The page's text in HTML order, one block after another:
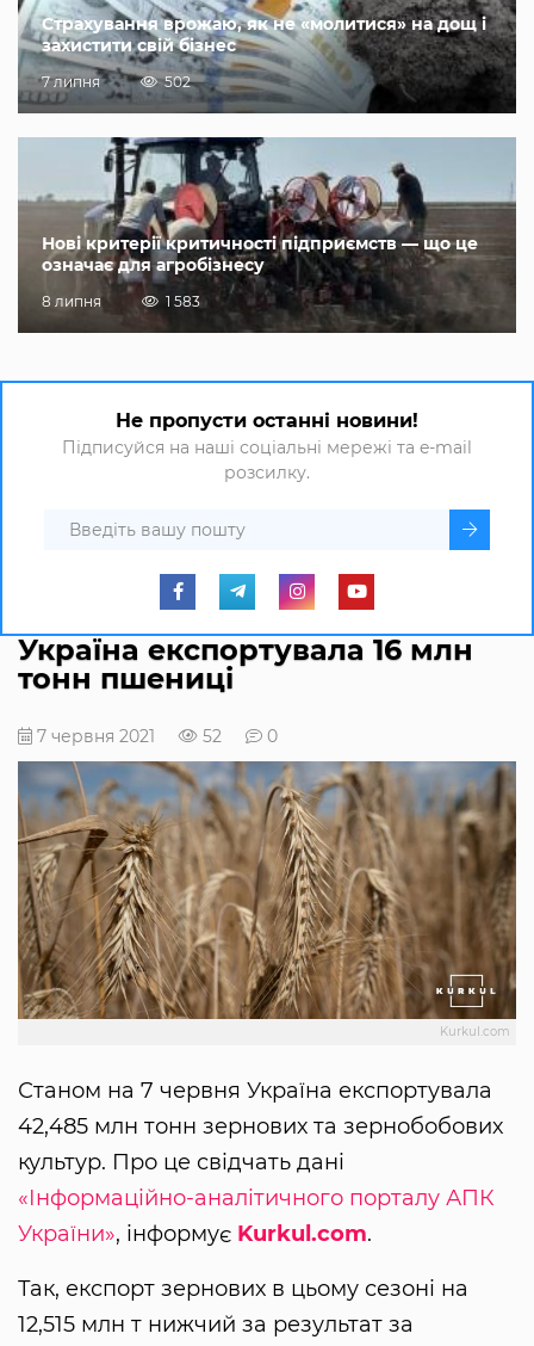
Страхування врожаю, як не «молитися» на дощ і
захистити свій бізнес
7 липня 502
Нові критерії критичності підприємств — що це
означає для агробізнесу
8 липня 1 583
Не пропусти останні новини!
Підписуйся на наші соціальні мережі та e-mail
розсилку.
Україна експортувала 16 млн
тонн пшениці
7 червня 2021 52 0
Kurkul.com
Станом на 7 червня Україна експортувала
42,485 млн тонн зернових та зернобобових
культур. Про це свідчать дані
«Інформаційно-аналітичного порталу АПК
України», інформує Kurkul.com.
Так, експорт зернових в цьому сезоні на
12,515 млн т нижчий за результат за